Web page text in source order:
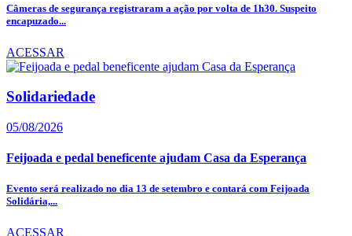
Câmeras de segurança registraram a ação por volta de 1h30. Suspeito
encapuzado...
ACESSAR
Solidariedade
05/08/2026
Feijoada e pedal beneficente ajudam Casa da Esperança
Evento será realizado no dia 13 de setembro e contará com Feijoada
Solidária,...
ACESSAR